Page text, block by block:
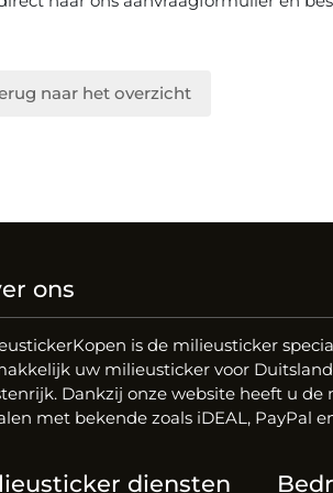
naar het overzicht
ons
is de milieusticker
uw milieusticker voor
Dankzij onze website heeft u
met bekende zoals iDEAL, PayPal
diensten